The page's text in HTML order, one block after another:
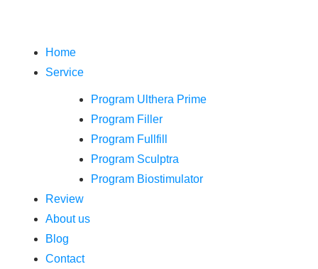
Home
Service
Program Ulthera Prime
Program Filler
Program Fullfill
Program Sculptra
Program Biostimulator
Review
About us
Blog
Contact